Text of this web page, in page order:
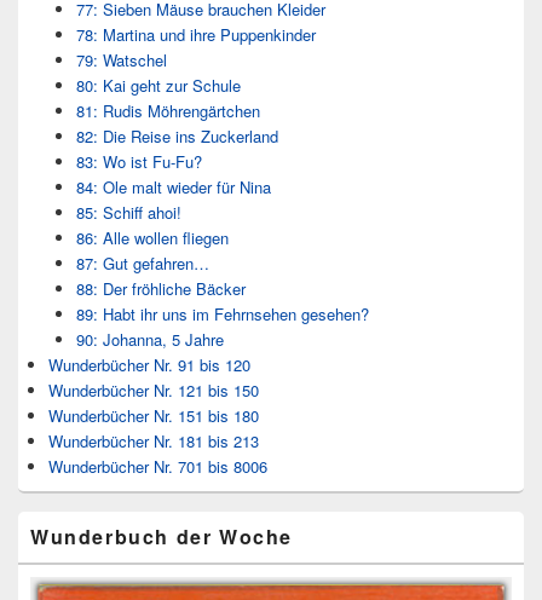
77: Sieben Mäuse brauchen Kleider
78: Martina und ihre Puppenkinder
79: Watschel
80: Kai geht zur Schule
81: Rudis Möhrengärtchen
82: Die Reise ins Zuckerland
83: Wo ist Fu-Fu?
84: Ole malt wieder für Nina
85: Schiff ahoi!
86: Alle wollen fliegen
87: Gut gefahren…
88: Der fröhliche Bäcker
89: Habt ihr uns im Fehrnsehen gesehen?
90: Johanna, 5 Jahre
Wunderbücher Nr. 91 bis 120
Wunderbücher Nr. 121 bis 150
Wunderbücher Nr. 151 bis 180
Wunderbücher Nr. 181 bis 213
Wunderbücher Nr. 701 bis 8006
Wunderbuch der Woche